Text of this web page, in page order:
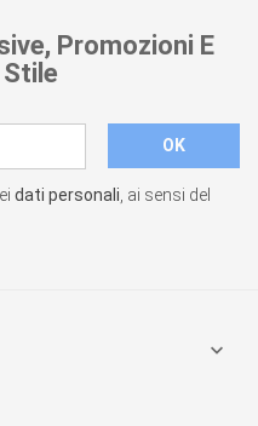
Promozioni E
Stile
dati personali , ai sensi del
